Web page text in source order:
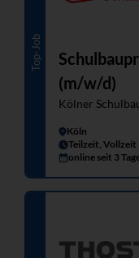
Top-Job
(m/w/d)
Kölner
Köln
Teilzeit, Vollzeit
online seit 3